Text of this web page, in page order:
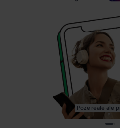
Poze reale ale